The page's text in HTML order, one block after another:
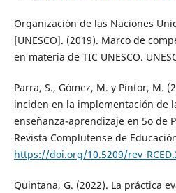
Organización de las Naciones
[UNESCO]. (2019). Marco de
en materia de TIC UNESCO.
Parra, S., Gómez, M. y Pintor, M.
inciden en la implementación de
enseñanza-aprendizaje en 5o de
Revista Complutense de
https://doi.org/10.5209/
Quintana, G. (2022). La práctica